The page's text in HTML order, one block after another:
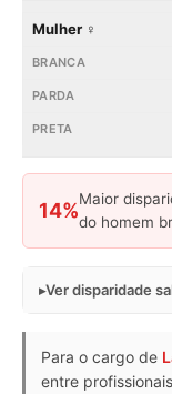
Mulher ♀
14%
Maior
do homem
Ver disparidade
Para o cargo de
entre